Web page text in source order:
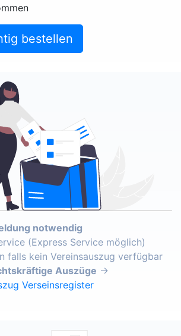
bestellen
notwendig
(Express Service möglich)
falls kein Vereinsauszug verfügbar
Auszüge →
Verseinsregister